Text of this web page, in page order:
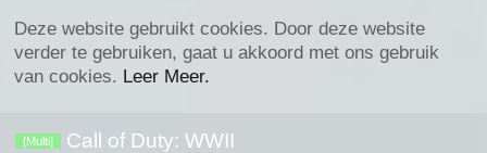
Deze website gebruikt cookies. Door deze website
verder te gebruiken, gaat u akkoord met ons gebruik
van cookies. Leer Meer.
[Multi] Call of Duty: WWII